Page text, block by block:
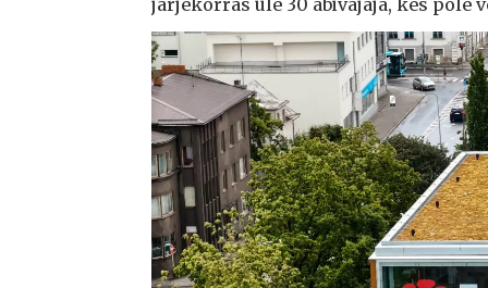
järjekorras üle 30 abivajaja, kes pole